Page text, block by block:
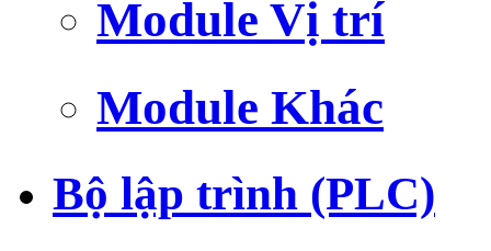
Module Vị trí
Module Khác
Bộ lập trình (PLC)